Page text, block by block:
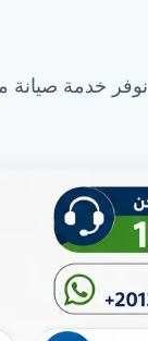
نوفر خدمة صيانة